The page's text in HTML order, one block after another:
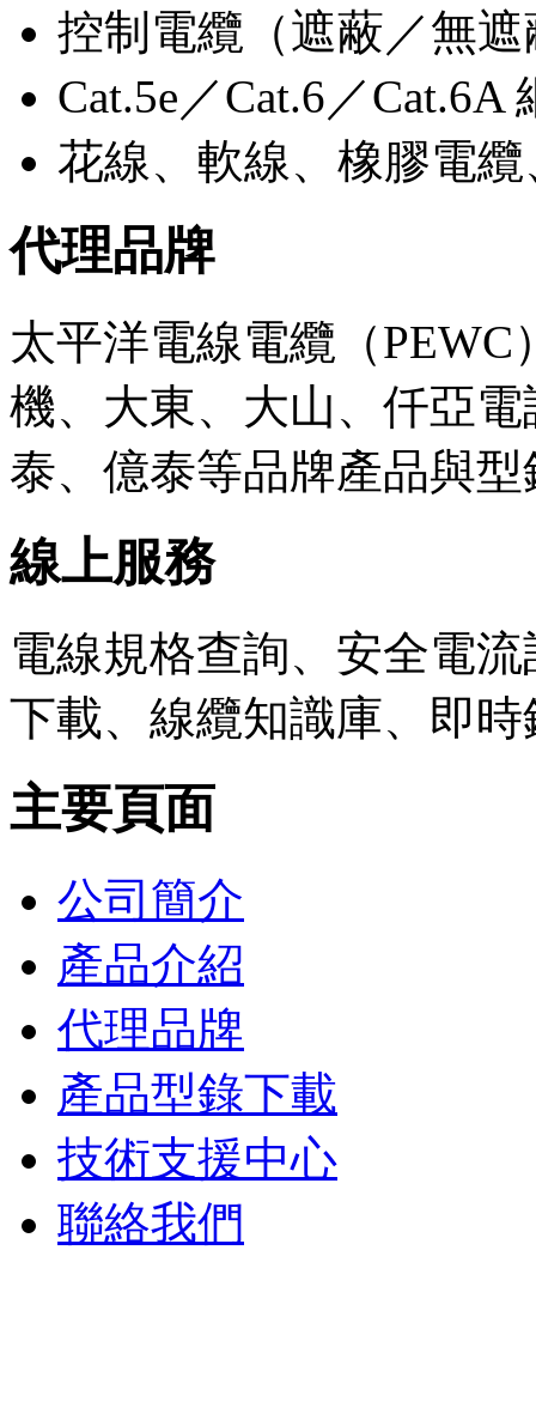
控制電纜（遮蔽／無
Cat.5e／Cat.6／
花線、軟線、橡膠電
代理品牌
太平洋電線電纜（
機、大東、大山、仟亞
泰、億泰等品牌產品與型
線上服務
電線規格查詢、安全電
下載、線纜知識庫、即
主要頁面
公司簡介
產品介紹
代理品牌
產品型錄下載
技術支援中心
聯絡我們